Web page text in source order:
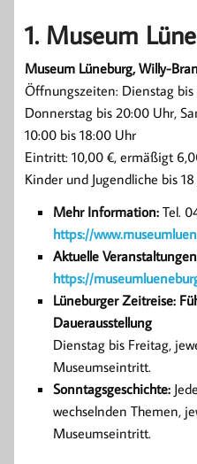
1. Museum
Museum Lüneburg, Willy-
Öffnungszeiten: Dienstag bis
Donnerstag bis 20:00 Uhr,
10:00 bis 18:00 Uhr
Eintritt: 10,00 €, ermäßigt
Kinder und Jugendliche bis 18
Mehr Information: Tel.
https://
Aktuelle
https://
Lüneburger Zeitreise:
Dauerausstellung
Dienstag bis Freitag,
Museumseintritt.
Sonntagsgeschichte:
wechselnden Themen,
Museumseintritt.